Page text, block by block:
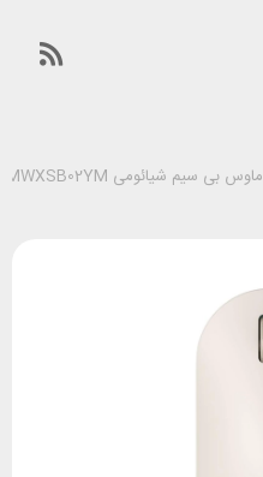
ماوس بی سیم شیائومی Xiaomi Mijia Wireless Mouse Lite 2 XMWXSB02YM